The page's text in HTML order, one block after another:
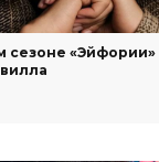
сезоне «Эйфории»